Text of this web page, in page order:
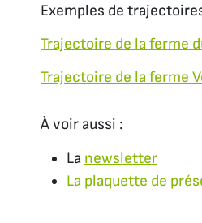
Exemples de
Trajectoire de la ferme
Trajectoire de la ferme
À voir aussi :
La newsletter
La plaquette de